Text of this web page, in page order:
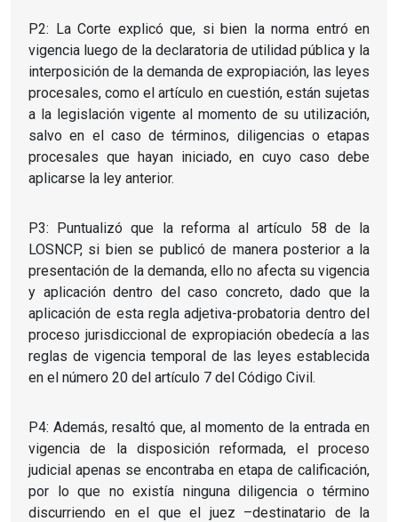
P2: La Corte explicó que, si bien la norma entró en
vigencia luego de la declaratoria de utilidad pública y la
interposición de la demanda de expropiación, las leyes
procesales, como el artículo en cuestión, están sujetas
a la legislación vigente al momento de su utilización,
salvo en el caso de términos, diligencias o etapas
procesales que hayan iniciado, en cuyo caso debe
aplicarse la ley anterior.
P3: Puntualizó que la reforma al artículo 58 de la
LOSNCP, si bien se publicó de manera posterior a la
presentación de la demanda, ello no afecta su vigencia
y aplicación dentro del caso concreto, dado que la
aplicación de esta regla adjetiva-probatoria dentro del
proceso jurisdiccional de expropiación obedecía a las
reglas de vigencia temporal de las leyes establecida
en el número 20 del artículo 7 del Código Civil.
P4: Además, resaltó que, al momento de la entrada en
vigencia de la disposición reformada, el proceso
judicial apenas se encontraba en etapa de calificación,
por lo que no existía ninguna diligencia o término
discurriendo en el que el juez –destinatario de la